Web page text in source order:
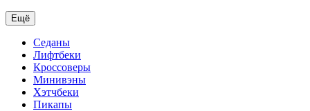
Ещё
Седаны
Лифтбеки
Кроссоверы
Минивэны
Хэтчбеки
Пикапы